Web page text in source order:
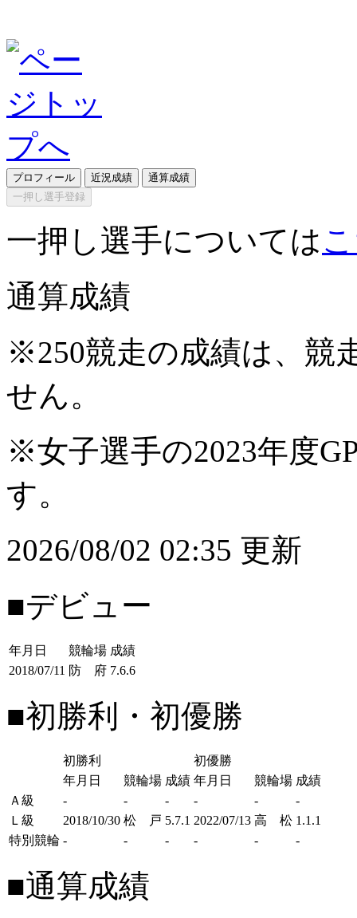
プロフィール 近況成績
通算成績
一押し選手登録
一押し選手については
通算成績
※250競走の成績は、競
せん。
※女子選手の2023年度
す。
2026/08/02 02:35 更新
■デビュー
年月日 競輪場 成績
2018/07/11 防 府 7.6.6
■初勝利・初優勝
初勝利
初優勝
年月日
競輪場 成績 年月日 競輪場 成績
Ａ級
- - - - -
-
Ｌ級
2018/10/30 松 戸 5.7.1 2022/07/13 高 松 1.1.1
特別競輪 - - - - - -
■通算成績